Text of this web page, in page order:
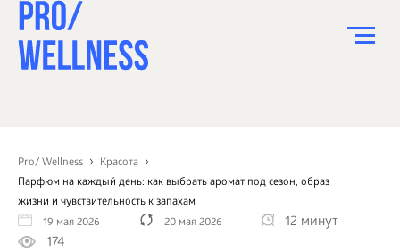
Pro/ Wellness
Красота
Парфюм на каждый день: как выбрать аромат под сезон, образ
жизни и чувствительность к запахам
19 мая 2026
20 мая 2026
12 минут
174
СПОРТ
ЗДОРОВЬЕ
КРАСОТА